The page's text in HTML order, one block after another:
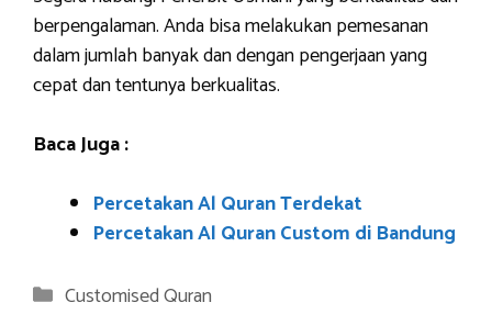
berpengalaman. Anda bisa melakukan pemesanan
dalam jumlah banyak dan dengan pengerjaan yang
cepat dan tentunya berkualitas.
Baca Juga :
Percetakan Al Quran Terdekat
Percetakan Al Quran Custom di Bandung
Categories
Customised Quran